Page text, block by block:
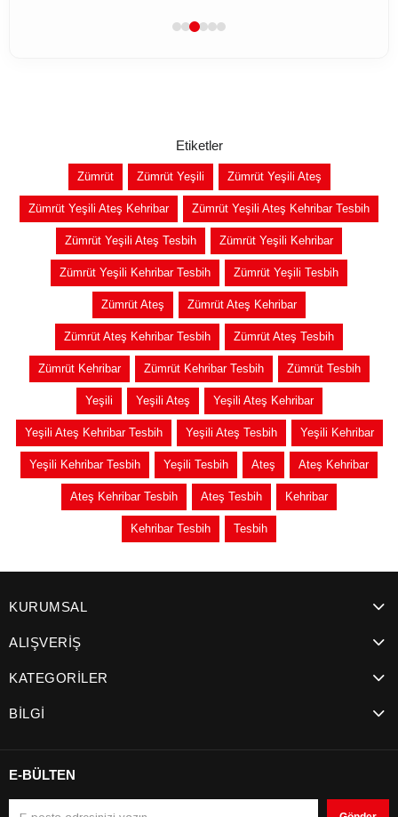
Etiketler
Zümrüt Zümrüt Yeşili Zümrüt Yeşili Ateş
Zümrüt Yeşili Ateş Kehribar Zümrüt Yeşili Ateş Kehribar Tesbih
Zümrüt Yeşili Ateş Tesbih Zümrüt Yeşili Kehribar
Zümrüt Yeşili Kehribar Tesbih Zümrüt Yeşili Tesbih
Zümrüt Ateş Zümrüt Ateş Kehribar
Zümrüt Ateş Kehribar Tesbih Zümrüt Ateş Tesbih
Zümrüt Kehribar Zümrüt Kehribar Tesbih Zümrüt Tesbih
Yeşili Yeşili Ateş Yeşili Ateş Kehribar
Yeşili Ateş Kehribar Tesbih Yeşili Ateş Tesbih Yeşili Kehribar
Yeşili Kehribar Tesbih Yeşili Tesbih Ateş Ateş Kehribar
Ateş Kehribar Tesbih Ateş Tesbih Kehribar
Kehribar Tesbih Tesbih
KURUMSAL
ALIŞVERİŞ
KATEGORİLER
BİLGİ
E-BÜLTEN